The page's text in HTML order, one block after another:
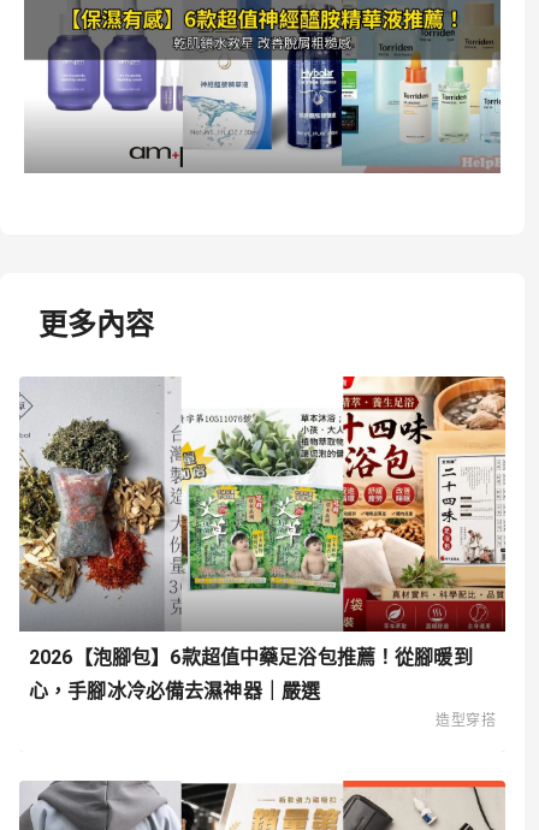
更多內容
2026【泡腳包】6款超值中藥足浴包推薦！從腳暖到
心，手腳冰冷必備去濕神器｜嚴選
造型穿搭